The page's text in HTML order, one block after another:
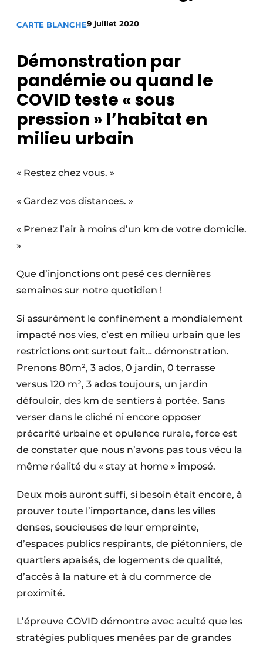
Construction bois
Contrôle d’accès
Éclairage
Fondations
Façades
Protection solaire
Software
Techniques ferroviaires
Travaux ferroviaires
CARTE BLANCHE9 juillet 2020
Démonstration par
pandémie ou quand le
COVID teste « sous
pression » l’habitat en
milieu urbain
« Restez chez vous. »
« Gardez vos distances. »
« Prenez l’air à moins d’un km de votre domicile.
»
Que d’injonctions ont pesé ces dernières
semaines sur notre quotidien !
Si assurément le confinement a mondialement
impacté nos vies, c’est en milieu urbain que les
restrictions ont surtout fait… démonstration.
Prenons 80m², 3 ados, 0 jardin, 0 terrasse
versus 120 m², 3 ados toujours, un jardin
défouloir, des km de sentiers à portée. Sans
verser dans le cliché ni encore opposer
précarité urbaine et opulence rurale, force est
de constater que nous n’avons pas tous vécu la
même réalité du « stay at home » imposé.
Deux mois auront suffi, si besoin était encore, à
prouver toute l’importance, dans les villes
denses, soucieuses de leur empreinte,
d’espaces publics respirants, de piétonniers, de
quartiers apaisés, de logements de qualité,
d’accès à la nature et à du commerce de
proximité.
L’épreuve COVID démontre avec acuité que les
stratégies publiques menées par de grandes